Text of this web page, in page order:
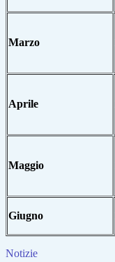
Marzo
Aprile
Maggio
Giugno
Notizie